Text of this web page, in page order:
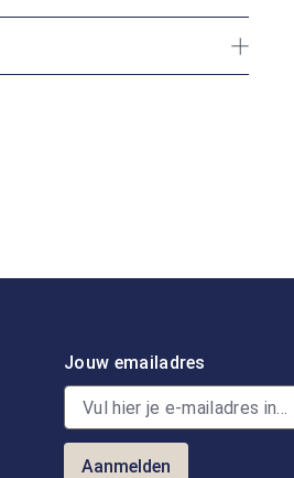
Jouw emailadres
Aanmelden